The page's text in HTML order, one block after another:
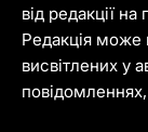
від редакції на
Редакція може
висвітлених у